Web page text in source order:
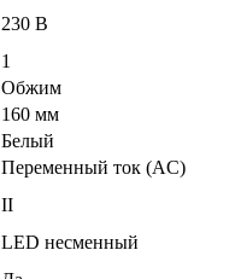
230 В
1
Обжим
160 мм
Белый
Переменный ток (AC)
II
LED несменный